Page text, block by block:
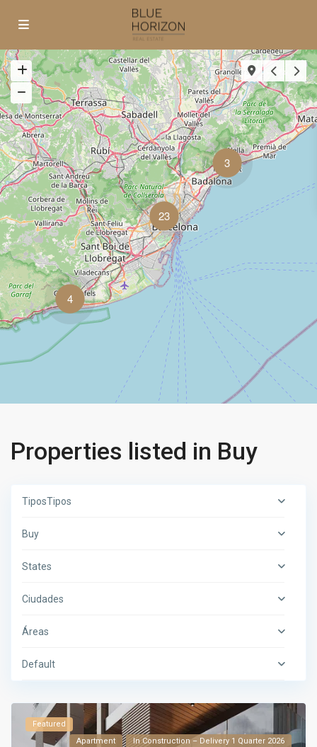
3
23
4
Properties listed in Buy
TiposTipos
Buy
States
Ciudades
Áreas
Default
Featured
Apartment
In Construction – Delivery 1 Quarter 2026